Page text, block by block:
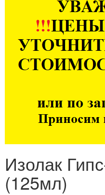
Изолак
(125мл)